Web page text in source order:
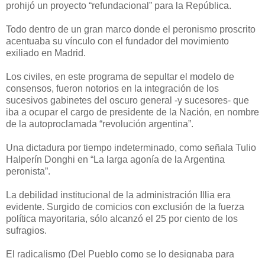
prohijó un proyecto “refundacional” para la República.
Todo dentro de un gran marco donde el peronismo proscrito
acentuaba su vínculo con el fundador del movimiento
exiliado en Madrid.
Los civiles, en este programa de sepultar el modelo de
consensos, fueron notorios en la integración de los
sucesivos gabinetes del oscuro general -y sucesores- que
iba a ocupar el cargo de presidente de la Nación, en nombre
de la autoproclamada “revolución argentina”.
Una dictadura por tiempo indeterminado, como señala Tulio
Halperín Donghi en “La larga agonía de la Argentina
peronista”.
La debilidad institucional de la administración Illia era
evidente. Surgido de comicios con exclusión de la fuerza
política mayoritaria, sólo alcanzó el 25 por ciento de los
sufragios.
El radicalismo (Del Pueblo como se lo designaba para